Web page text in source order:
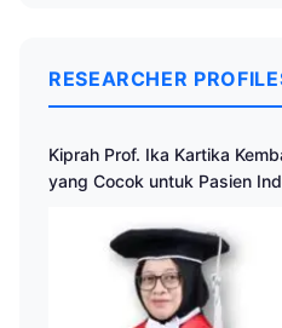
RESEARCHER
Kiprah Prof. Ika Kartika
yang Cocok untuk Pasien